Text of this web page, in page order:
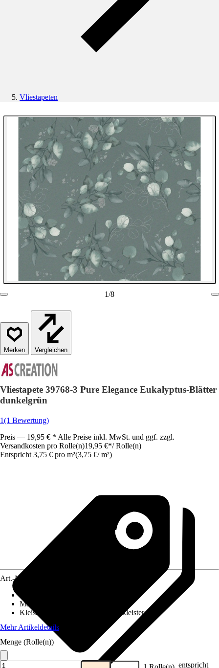
Vliestapeten
1/8
Vergleichen
Vliestapete 39768-3 Pure Elegance Eukalyptus-Blätter
dunkelgrün
1(1 Bewertung)
Preis — 19,95 € * Alle Preise inkl. MwSt. und ggf. zzgl.
Versandkosten pro Rolle(n)19,95 €*/ Rolle(n)
Entspricht 3,75 € pro m²(3,75 €/ m²)
Art.-Nr.
Maße (BxH)
Kleisterempfehlung
Vliestapetenkleister
Mehr Artikeldetails
Menge (Rolle(n))
entspricht